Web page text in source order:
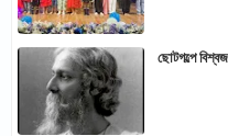
ছোটগল্পে